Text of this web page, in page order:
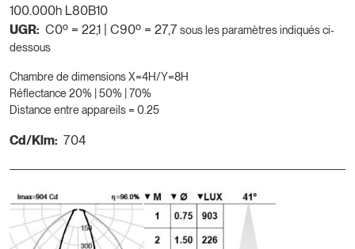
100.000h L80B10
UGR: C0º = 22,1 | C90º = 27,7sous les paramètres indiqués ci-
dessous
Chambre de dimensions X=4H/Y=8H
Réflectance 20% | 50% | 70%
Distance entre appareils = 0.25
Cd/Klm: 704